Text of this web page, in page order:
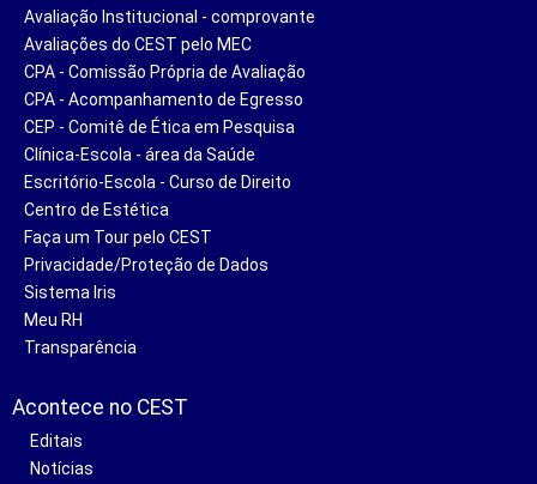
Avaliação Institucional - comprovante
Avaliações do CEST pelo MEC
CPA - Comissão Própria de Avaliação
CPA - Acompanhamento de Egresso
CEP - Comitê de Ética em Pesquisa
Clínica-Escola - área da Saúde
Escritório-Escola - Curso de Direito
Centro de Estética
Faça um Tour pelo CEST
Privacidade/Proteção de Dados
Sistema Iris
Meu RH
Transparência
Acontece no CEST
Editais
Notícias